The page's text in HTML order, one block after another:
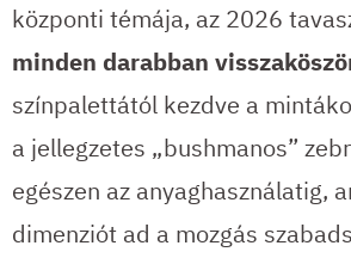
központi témája, az 2026
minden darabban
színpalettától kezdve a
a jellegzetes „bushmanos”
egészen az anyaghasználatig,
dimenziót ad a mozgás